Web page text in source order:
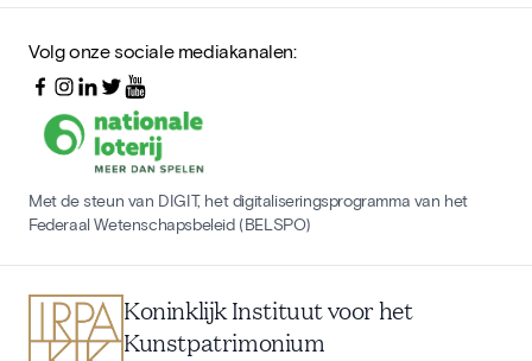
Volg onze sociale mediakanalen:
Met de steun van DIGIT, het digitaliseringsprogramma van het
Federaal Wetenschapsbeleid (BELSPO)
Koninklijk Instituut voor het
Kunstpatrimonium